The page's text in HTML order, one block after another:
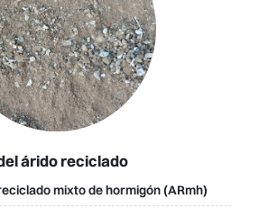
árido reciclado
mixto de hormigón(ARmh)